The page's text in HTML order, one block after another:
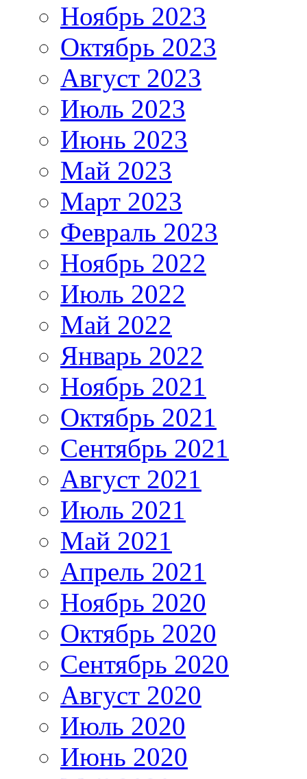
Ноябрь 2023
Октябрь 2023
Август 2023
Июль 2023
Июнь 2023
Май 2023
Март 2023
Февраль 2023
Ноябрь 2022
Июль 2022
Май 2022
Январь 2022
Ноябрь 2021
Октябрь 2021
Сентябрь 2021
Август 2021
Июль 2021
Май 2021
Апрель 2021
Ноябрь 2020
Октябрь 2020
Сентябрь 2020
Август 2020
Июль 2020
Июнь 2020